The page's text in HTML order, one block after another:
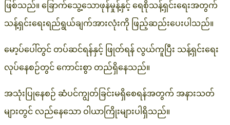
ဖြစ်သည်။ ခြောက်သွေ့သောဖုန်မှုန့်နှင့် ရေစိုသန့်ရှင်းရေးအတွက်
သန့်ရှင်းရေးရည်ရွယ်ချက်အားလုံးကို ဖြည့်ဆည်းပေးပါသည်။
မော့ပ်ပေါ်တွင် တပ်ဆင်ရန်နှင့် ဖြုတ်ရန် လွယ်ကူပြီး သန့်ရှင်းရေး
လုပ်နေစဉ်တွင် ကောင်းစွာ တည်ရှိနေသည်။
အသုံးပြုနေစဉ် ဆံပင်ကျွတ်ခြင်းမရှိစေရန်အတွက် အနားသတ်
များတွင် လည်နေသော ဝါယာကြိုးများပါရှိသည်။